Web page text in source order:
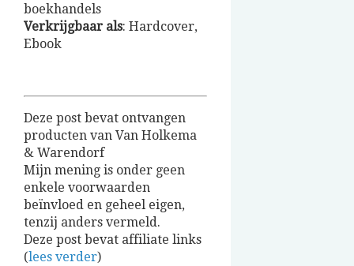
boekhandels
Verkrijgbaar als: Hardcover,
Ebook
Deze post bevat ontvangen
producten van Van Holkema
& Warendorf
Mijn mening is onder geen
enkele voorwaarden
beïnvloed en geheel eigen,
tenzij anders vermeld.
Deze post bevat affiliate links
(lees verder)